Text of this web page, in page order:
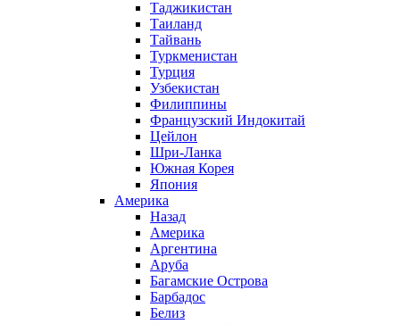
Таджикистан
Таиланд
Тайвань
Туркменистан
Турция
Узбекистан
Филиппины
Французский Индокитай
Цейлон
Шри-Ланка
Южная Корея
Япония
Америка
Назад
Америка
Аргентина
Аруба
Багамские Острова
Барбадос
Белиз